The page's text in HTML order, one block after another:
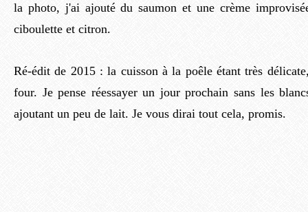
la photo, j'ai ajouté du saumon et une crème
ciboulette et citron.
Ré-édit de 2015 : la cuisson à la poêle étant très
four. Je pense réessayer un jour prochain sans les
ajoutant un peu de lait. Je vous dirai tout cela, promis.